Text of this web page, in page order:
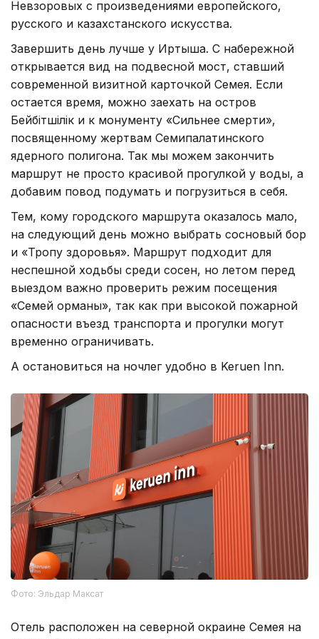
Невзоровых с произведениями европейского,
русского и казахстанского искусства.
Завершить день лучше у Иртыша. С набережной
открывается вид на подвесной мост, ставший
современной визитной карточкой Семея. Если
остается время, можно заехать на остров
Бейбітшілік и к монументу «Сильнее смерти»,
посвященному жертвам Семипалатинского
ядерного полигона. Так мы можем закончить
маршрут не просто красивой прогулкой у воды, а
добавим повод подумать и погрузиться в себя.
Тем, кому городского маршрута оказалось мало,
на следующий день можно выбрать сосновый бор
и «Тропу здоровья». Маршрут подходит для
неспешной ходьбы среди сосен, но летом перед
выездом важно проверить режим посещения
«Семей орманы», так как при высокой пожарной
опасности въезд транспорта и прогулки могут
временно ограничивать.
А остановиться на ночлег удобно в Keruen Inn.
Фото: Эльдар Максат
Отель расположен на северной окраине Семея на